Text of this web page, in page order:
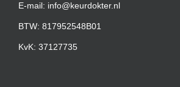
E-mail: info@keurdokter.nl
BTW: 817952548B01
KvK: 37127735